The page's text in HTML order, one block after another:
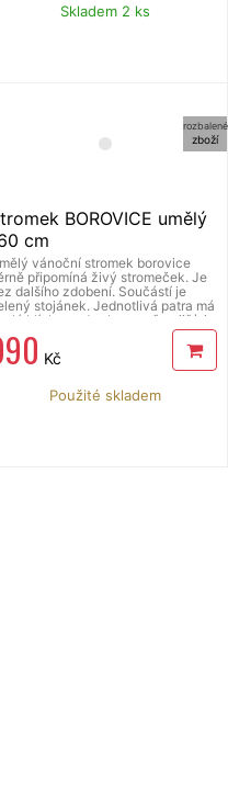
Skladem 2 ks
rozbalené
zboží
BOROVICE umělý
cm
vánoční stromek borovice
připomíná živý stromeček. Je
dalšího zdobení. Součástí je
stojánek. Jednotlivá patra má
blízko nad sebou, což zajišťuje
hustotu stromečku.
stromku: 160 cm.
Kč
Použité skladem